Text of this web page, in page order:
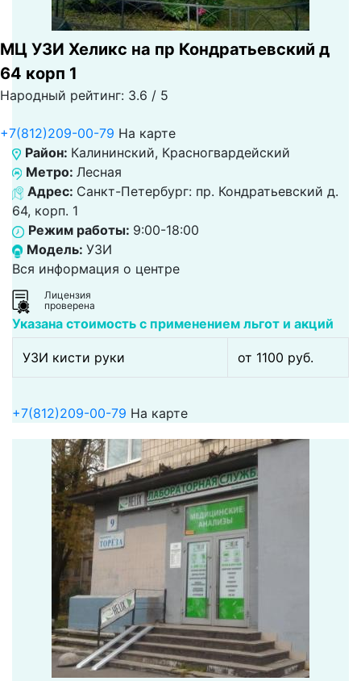
МЦ УЗИ Хеликс на пр Кондратьевский д
64 корп 1
Народный рейтинг: 3.6 / 5
+7(812)209-00-79 На карте
Район: Калининский, Красногвардейский
Метро: Лесная
Адрес: Санкт-Петербург: пр. Кондратьевский д.
64, корп. 1
Режим работы: 9:00-18:00
Модель: УЗИ
Вся информация о центре
Лицензия
проверена
Указана стоимость с применением льгот и акций
УЗИ кисти руки от 1100 pуб.
+7(812)209-00-79 На карте